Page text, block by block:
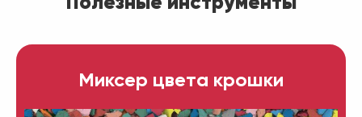
Миксер цвета крошки